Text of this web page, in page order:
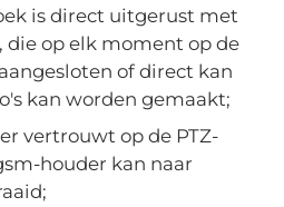
is direct uitgerust met
die op elk moment op de
of direct kan
kan worden gemaakt;
vertrouwt op de PTZ-
houder kan naar